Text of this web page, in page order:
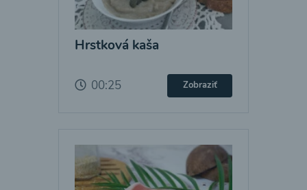
Hrstková kaša
00:25 Zobraziť